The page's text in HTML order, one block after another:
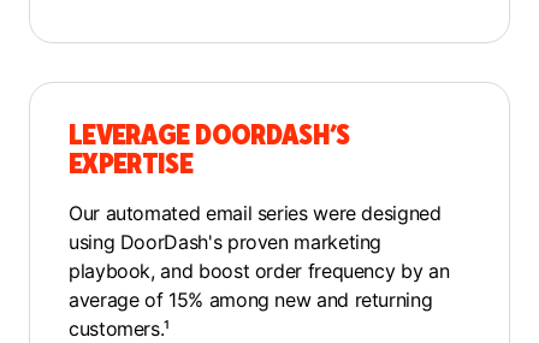
LEVERAGE DOORDASH’S
EXPERTISE
Our automated email series were designed
using DoorDash's proven marketing
playbook, and boost order frequency by an
average of 15% among new and returning
customers.¹